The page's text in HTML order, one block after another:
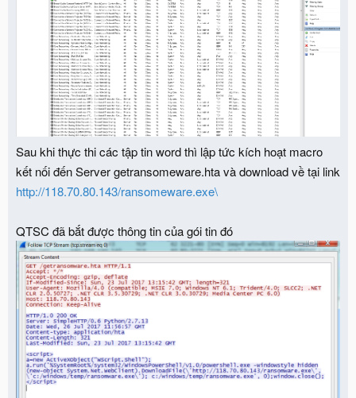
Sau khi thực thi các tập tin word thì lập tức kích hoạt macro
kết nối đến Server getransomeware.hta và download về tại link
http://118.70.80.143/ransomeware.exe\
QTSC đã bắt được thông tin của gói tin đó